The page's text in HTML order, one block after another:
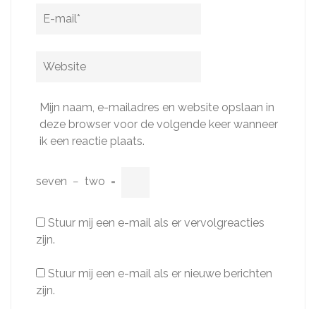
E-
Website
Mijn naam, e-mailadres en website opslaan in
deze browser voor de volgende keer wanneer
ik een reactie plaats.
seven − two =
Stuur mij een e-mail als er vervolgreacties
zijn.
Stuur mij een e-mail als er nieuwe berichten
zijn.